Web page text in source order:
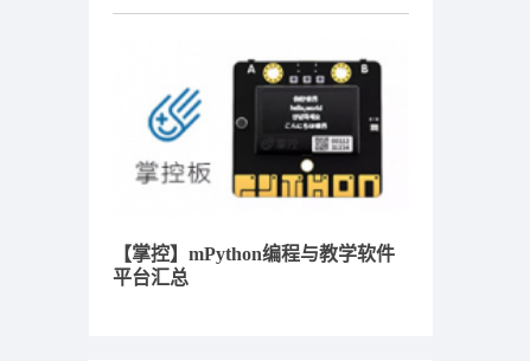
【掌控】mPython编程与教学软件
平台汇总